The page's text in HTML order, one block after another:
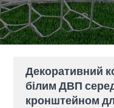
Декоративний
білим ДВП
кронштейном